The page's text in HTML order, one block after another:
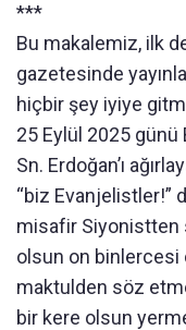
***
Bu makalemiz, ilk
gazetesinde
hiçbir şey iyiye
25 Eylül 2025 günü
Sn. Erdoğan’ı
“biz Evanjelistler!”
misafir Siyonistten
olsun on binlercesi
maktulden söz
bir kere olsun